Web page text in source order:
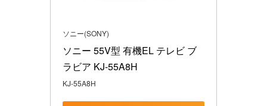
ソニー(SONY)
ソニー 55V型 有機EL テレビ ブ
ラビア KJ-55A8H
KJ-55A8H